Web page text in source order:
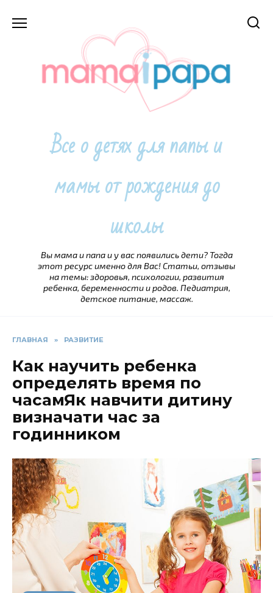
Все о детях для папы и
мамы от рождения до
школы
Вы мама и папа и у вас появились дети? Тогда
этот ресурс именно для Вас! Статьи, отзывы
на темы: здоровья, психологии, развития
ребенка, беременности и родов. Педиатрия,
детское питание, массаж.
ГЛАВНАЯ » РАЗВИТИЕ
Как научить ребенка
определять время по
часамЯк навчити дитину
визначати час за
годинником